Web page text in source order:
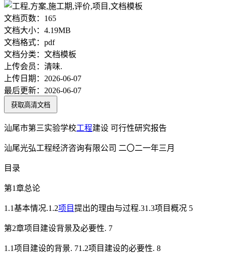
文档页数： 165
文档大小： 4.19MB
文档格式： pdf
文档分类： 文档模板
上传会员： 清味.
上传日期： 2026-06-07
最后更新： 2026-06-07
获取高清文档
汕尾市第三实验学校工程建设 可行性研究报告
汕尾光弘工程经济咨询有限公司 二〇二一年三月
目录
第1章总论
1.1基本情况.1.2项目提出的理由与过程.31.3项目概况 5
第2章项目建设背景及必要性. 7
1.1项目建设的背景. 71.2项目建设的必要性. 8